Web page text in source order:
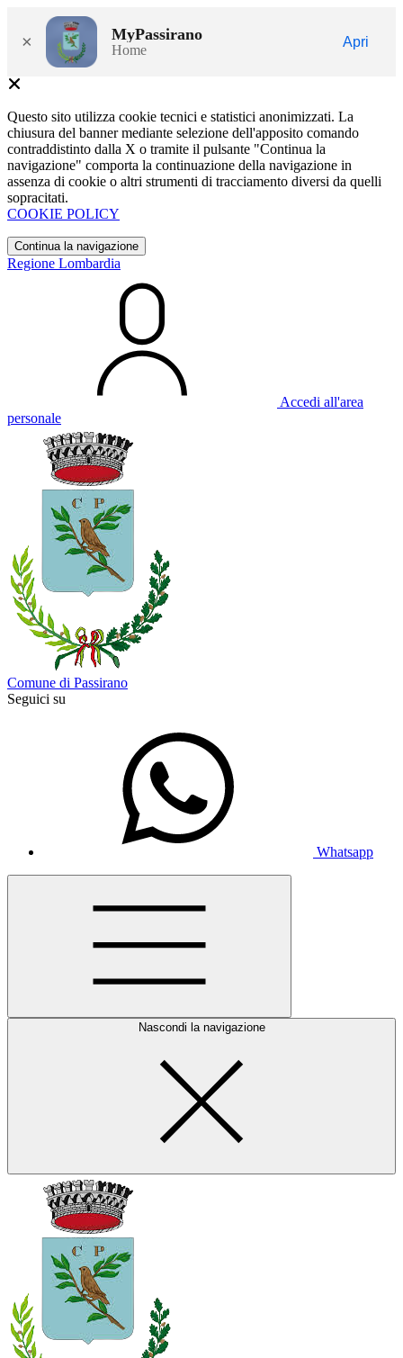
× MyPassirano
Home
Apri
Questo sito utilizza cookie tecnici e statistici anonimizzati. La
chiusura del banner mediante selezione dell'apposito comando
contraddistinto dalla X o tramite il pulsante "Continua la
navigazione" comporta la continuazione della navigazione in
assenza di cookie o altri strumenti di tracciamento diversi da quelli
sopracitati.
COOKIE POLICY
Continua la navigazione
Regione Lombardia
Accedi all'area
personale
Comune di Passirano
Seguici su
Whatsapp
Nascondi la navigazione